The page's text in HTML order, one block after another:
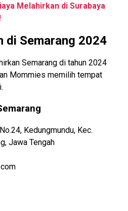
Melahirkan di Surabaya
di Semarang 2024
Semarang di tahun 2024
Mommies memilih tempat
Kedungmundu, Kec.
Jawa Tengah